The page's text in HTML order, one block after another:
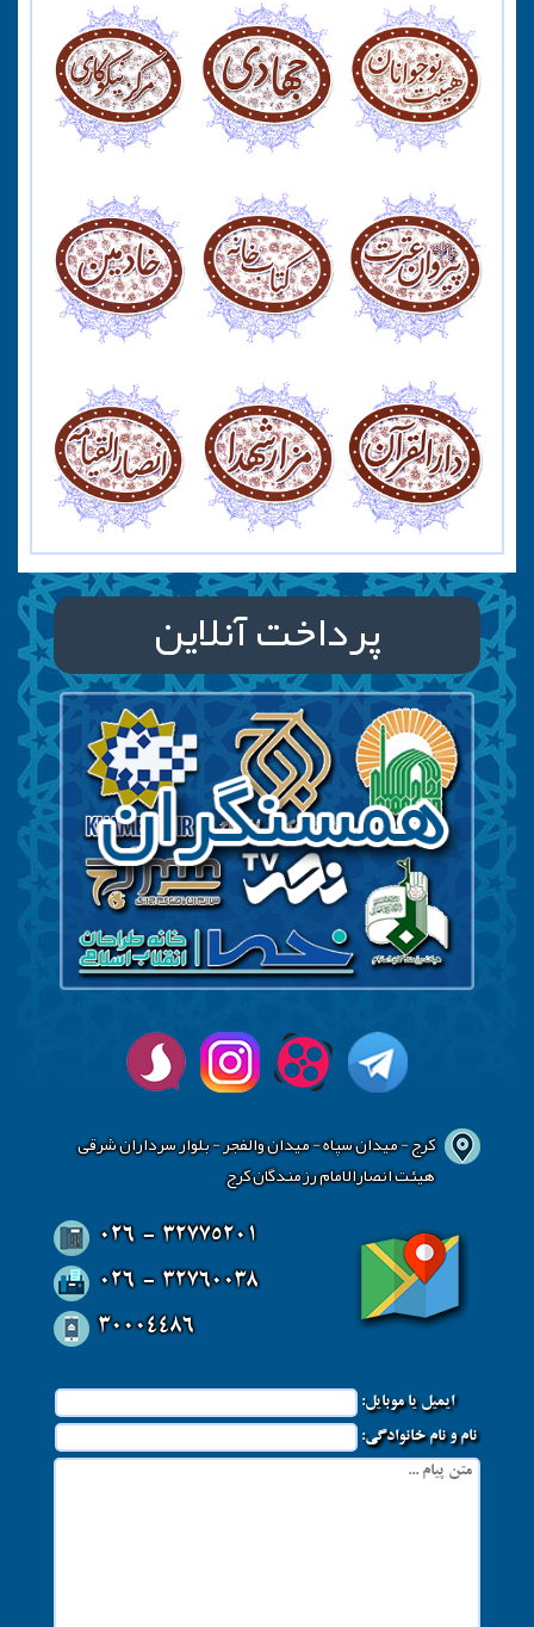
پرداخت آنلاین
کرج - میدان سپاه - میدان والفجر - بلوار سرداران شرقی
هیئت انصارالامام رزمندگان کرج
026 - 32775201
026 - 32760038
30004486
ایمیل یا موبایل:
نام و نام خانوادگی: